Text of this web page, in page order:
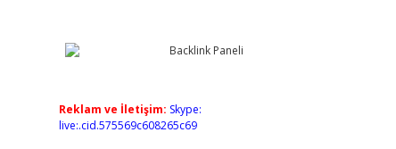
Reklam ve İletişim: Skype:
live:.cid.575569c608265c69